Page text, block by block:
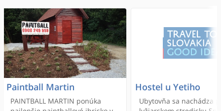
Paintball Martin
PAINTBALL MARTIN ponúka
Hostel u Yetiho
Ubytovňa sa nachádza